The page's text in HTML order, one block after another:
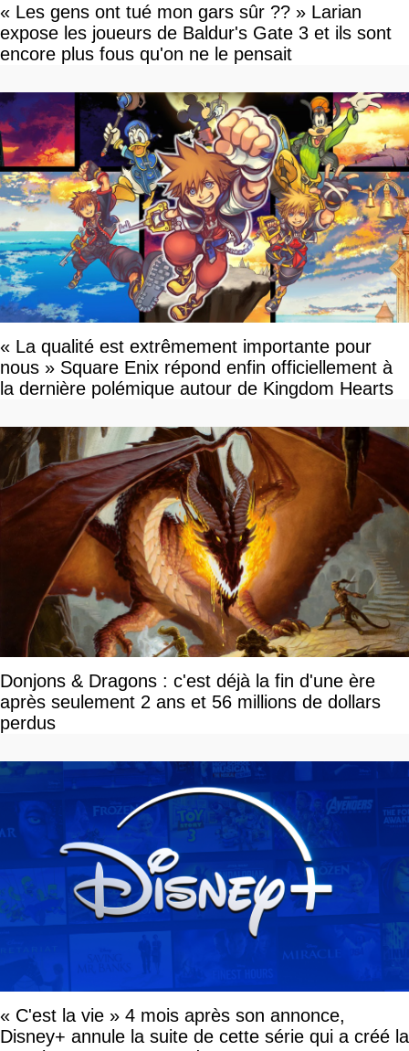
« Les gens ont tué mon gars sûr ?? » Larian
expose les joueurs de Baldur's Gate 3 et ils sont
encore plus fous qu'on ne le pensait
« La qualité est extrêmement importante pour
nous » Square Enix répond enfin officiellement à
la dernière polémique autour de Kingdom Hearts
Donjons & Dragons : c'est déjà la fin d'une ère
après seulement 2 ans et 56 millions de dollars
perdus
« C'est la vie » 4 mois après son annonce,
Disney+ annule la suite de cette série qui a créé la